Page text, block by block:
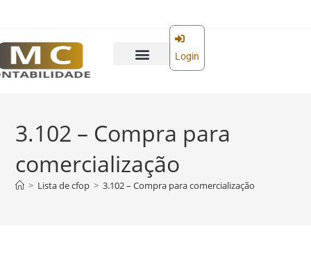
Login
3.102 – Compra para
comercialização
> Lista de cfop > 3.102 – Compra para comercialização